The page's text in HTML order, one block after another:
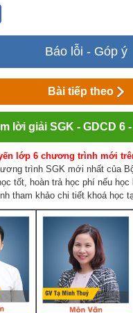
Báo lỗi - Góp ý
Bài tiếp theo
lời giải SGK - GDCD 6
lớp 6 chương trình mới
trình SGK mới nhất của
tốt, hoàn trả học phí nếu học
tham khảo chi tiết khoá học